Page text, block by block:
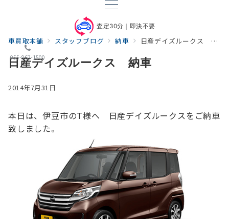
査定30分｜即決不要
055-963-1500
車買取本舗 スタッフブログ 納車 日産デイズルークス 納車
日産デイズルークス 納車
2014年7月31日
本日は、伊豆市のT様へ 日産デイズルークスをご納車
致しました。